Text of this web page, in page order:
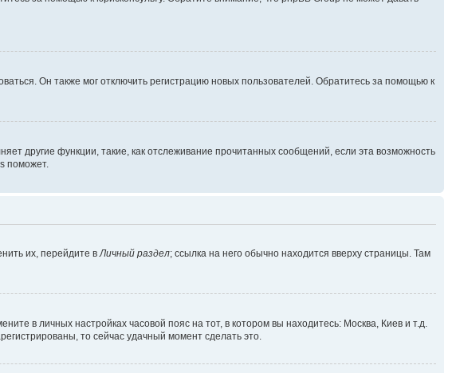
Он также мог отключить регистрацию новых пользователей. Обратитесь за помощью к
другие функции, такие, как отслеживание прочитанных сообщений, если эта возможность
поможет.
их, перейдите в Личный раздел; ссылка на него обычно находится вверху страницы. Там
в личных настройках часовой пояс на тот, в котором вы находитесь: Москва, Киев и т.д.
то сейчас удачный момент сделать это.